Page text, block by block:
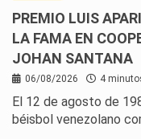
PREMIO LUIS
LA FAMA EN
JOHAN SANTANA
06/08/2026 4
El 12 de agosto de
béisbol venezolano